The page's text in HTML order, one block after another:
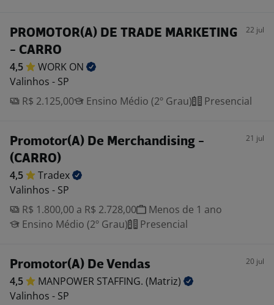
PROMOTOR(A) DE TRADE MARKETING
- CARRO
22 jul
4,5 WORK ON
Valinhos - SP
R$ 2.125,00
Ensino Médio (2º Grau) Presencial
Promotor(A) De Merchandising -
(CARRO)
21 jul
4,5
Tradex
Valinhos - SP
R$ 1.800,00 a R$ 2.728,00
Menos de 1 ano
Ensino Médio (2º Grau)
Presencial
Promotor(A) De Vendas 20 jul
4,5 MANPOWER STAFFING. (Matriz)
Valinhos - SP